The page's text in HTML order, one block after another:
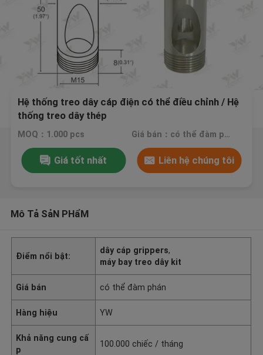
Hệ thống treo dây cáp điện có thể điều chỉnh / Hệ
thống treo dây thép
MOQ：1.000 pcs Giá bán：có thể đàm phán
Giá tốt nhất Liên hệ chúng tôi
Mô Tả SảN PHẩM
Điểm nổi bật:
dây cáp grippers,
máy bay treo dây kit
Giá bán có thể đàm phán
Hàng hiệu YW
Khả năng cung cấ
p
100.000 chiếc / tháng